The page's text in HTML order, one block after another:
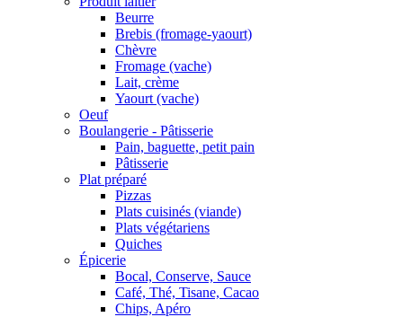
Beurre
Brebis (fromage-yaourt)
Chèvre
Fromage (vache)
Lait, crème
Yaourt (vache)
Oeuf
Boulangerie - Pâtisserie
Pain, baguette, petit pain
Pâtisserie
Plat préparé
Pizzas
Plats cuisinés (viande)
Plats végétariens
Quiches
Épicerie
Bocal, Conserve, Sauce
Café, Thé, Tisane, Cacao
Chips, Apéro